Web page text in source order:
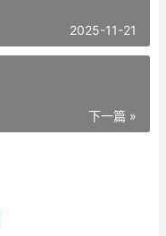
2025-11-21
下一篇 »